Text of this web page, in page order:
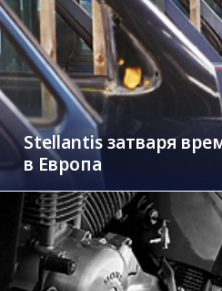
Stellantis затваря
в Европа